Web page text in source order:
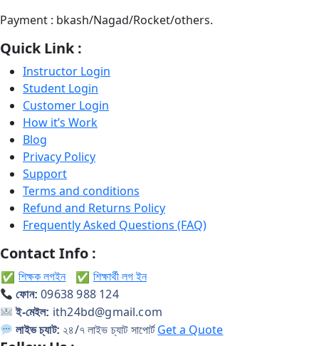
Payment : bkash/Nagad/Rocket/others.
Quick Link :
Instructor Login
Student Login
Customer Login
How it’s Work
Blog
Privacy Policy
Support
Terms and conditions
Refund and Returns Policy
Frequently Asked Questions (FAQ)
Contact Info :
✅ শিক্ষক লগইন ✅ শিক্ষার্থী লগ ইন
ফোন: 09638 988 124
ই-মেইল: ith24bd@gmail.com
লাইভ চ্যাট: ২৪/৭ লাইভ চ্যাট সাপোর্টGet a Quote